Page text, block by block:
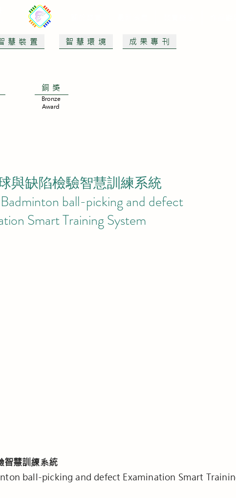
慧裝置 智慧環境 成果專刊
銅獎
Bronze
Award
與缺陷檢驗智慧訓練系統
ball-picking and defect
Smart Training System
智慧訓練系統
ball-picking and defect Examination Smart